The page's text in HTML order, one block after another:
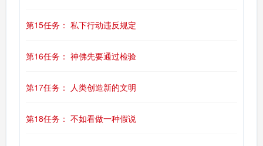
第15任务： 私下行动违反规定
第16任务： 神佛先要通过检验
第17任务： 人类创造新的文明
第18任务： 不如看做一种假说